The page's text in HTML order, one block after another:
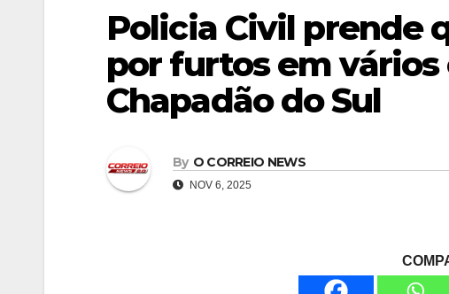
Policia Civil prende
por furtos em
Chapadão do Sul
By O CORREIO NEWS
NOV 6, 2025